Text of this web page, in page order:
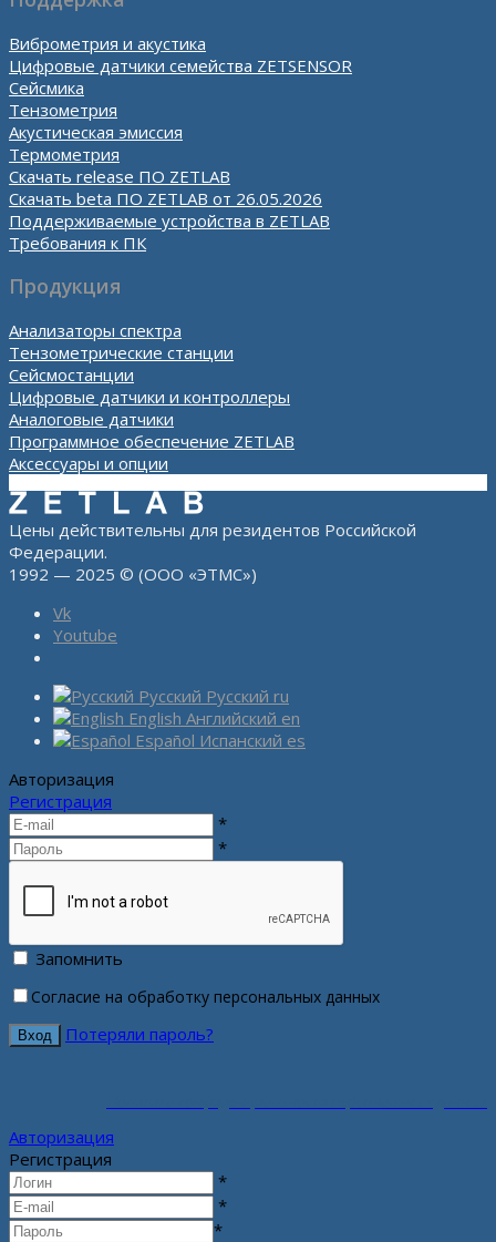
Виброметрия и акустика
Цифровые датчики семейства ZETSENSOR
Сейсмика
Тензометрия
Акустическая эмиссия
Термометрия
Скачать release ПО ZETLAB
Скачать beta ПО ZETLAB от 26.05.2026
Поддерживаемые устройства в ZETLAB
Требования к ПК
Продукция
Анализаторы спектра
Тензометрические станции
Сейсмостанции
Цифровые датчики и контроллеры
Аналоговые датчики
Программное обеспечение ZETLAB
Аксессуары и опции
Цены действительны для резидентов Российской
Федерации.
1992 — 2025 © (ООО «ЭТМС»)
Vk
Youtube
Русский Русский ru
English Английский en
Español Испанский es
Авторизация
Регистрация
*
*
Запомнить
Согласие на обработку персональных данных
Потеряли пароль?
Авторизация
Регистрация
*
*
*